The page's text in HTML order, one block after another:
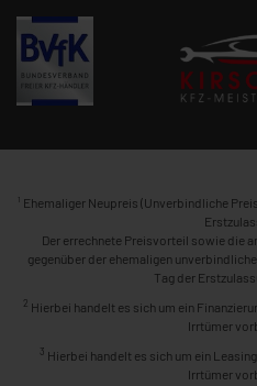
1 Ehemaliger Neupreis (Unverbindliche
Der errechnete Preisvorteil sowie die
gegenüber der ehemaligen
Tag der
2 Hierbei handelt es sich um ein
Irrtümer
3 Hierbei handelt es sich um ein
Irrtümer